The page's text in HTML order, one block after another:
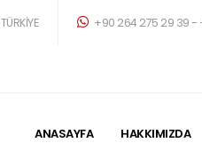
+90 264 275 29 39 -
ANASAYFA HAKKIMIZDA